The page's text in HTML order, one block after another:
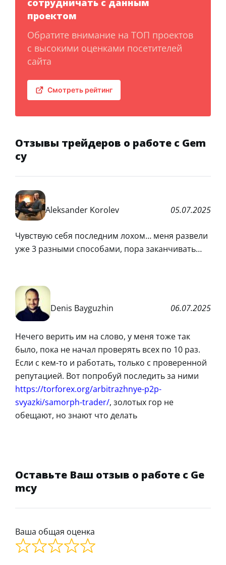
сотрудничать с данным
проектом
Обратите внимание на ТОП проектов
с высокими оценками посетителей
сайта
Смотреть рейтинг
Отзывы трейдеров о работе с Gem
cy
Aleksander Korolev 05.07.2025
Чувствую себя последним лохом… меня развели
уже 3 разными способами, пора заканчивать…
Denis Bayguzhin 06.07.2025
Нечего верить им на слово, у меня тоже так
было, пока не начал проверять всех по 10 раз.
Если с кем-то и работать, только с проверенной
репутацией. Вот попробуй последить за ними
https://torforex.org/arbitrazhnye-p2p-
svyazki/samorph-trader/, золотых гор не
обещают, но знают что делать
Оставьте Ваш отзыв о работе с Ge
mcy
Ваша общая оценка